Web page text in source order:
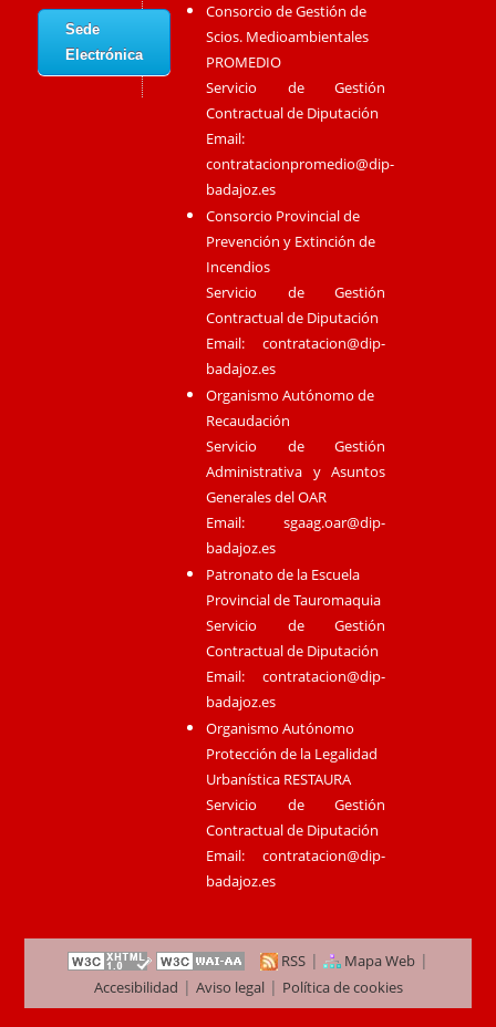
Sede
Electrónica
Consorcio de Gestión de
Scios. Medioambientales
PROMEDIO
Servicio de Gestión
Contractual de Diputación
Email:
contratacionpromedio@dip-
badajoz.es
Consorcio Provincial de
Prevención y Extinción de
Incendios
Servicio de Gestión
Contractual de Diputación
Email:contratacion@dip-
badajoz.es
Organismo Autónomo de
Recaudación
Servicio de Gestión
Administrativa y Asuntos
Generales del OAR
Email:sgaag.oar@dip-
badajoz.es
Patronato de la Escuela
Provincial de Tauromaquia
Servicio de Gestión
Contractual de Diputación
Email:contratacion@dip-
badajoz.es
Organismo Autónomo
Protección de la Legalidad
Urbanística RESTAURA
Servicio de Gestión
Contractual de Diputación
Email:contratacion@dip-
badajoz.es
RSS | Mapa Web |
Accesibilidad | Aviso legal| Política de cookies